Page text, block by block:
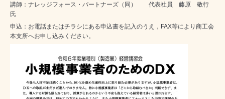
講師：ナレッジフォース・パートナーズ（同） 代表社員 藤原 敬行
氏
申込：お電話またはチラシにある申込書を記入のうえ，FAX等により商工会
本支所へお申し込みください。